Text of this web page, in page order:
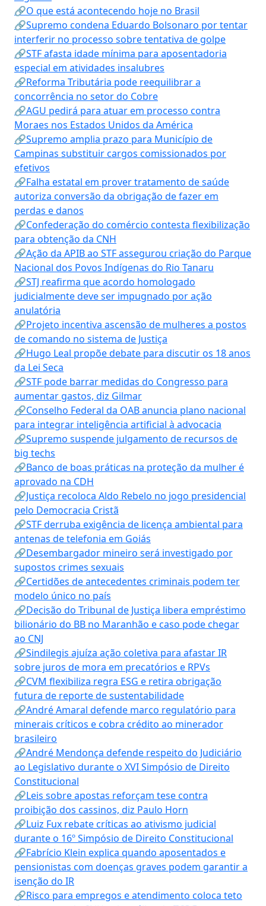
🔗O que está acontecendo hoje no Brasil
🔗Supremo condena Eduardo Bolsonaro por tentar
interferir no processo sobre tentativa de golpe
🔗STF afasta idade mínima para aposentadoria
especial em atividades insalubres
🔗Reforma Tributária pode reequilibrar a
concorrência no setor do Cobre
🔗AGU pedirá para atuar em processo contra
Moraes nos Estados Unidos da América
🔗Supremo amplia prazo para Município de
Campinas substituir cargos comissionados por
efetivos
🔗Falha estatal em prover tratamento de saúde
autoriza conversão da obrigação de fazer em
perdas e danos
🔗Confederação do comércio contesta flexibilização
para obtenção da CNH
🔗Ação da APIB ao STF assegurou criação do Parque
Nacional dos Povos Indígenas do Rio Tanaru
🔗STJ reafirma que acordo homologado
judicialmente deve ser impugnado por ação
anulatória
🔗Projeto incentiva ascensão de mulheres a postos
de comando no sistema de Justiça
🔗Hugo Leal propõe debate para discutir os 18 anos
da Lei Seca
🔗STF pode barrar medidas do Congresso para
aumentar gastos, diz Gilmar
🔗Conselho Federal da OAB anuncia plano nacional
para integrar inteligência artificial à advocacia
🔗Supremo suspende julgamento de recursos de
big techs
🔗Banco de boas práticas na proteção da mulher é
aprovado na CDH
🔗Justiça recoloca Aldo Rebelo no jogo presidencial
pelo Democracia Cristã
🔗STF derruba exigência de licença ambiental para
antenas de telefonia em Goiás
🔗Desembargador mineiro será investigado por
supostos crimes sexuais
🔗Certidões de antecedentes criminais podem ter
modelo único no país
🔗Decisão do Tribunal de Justiça libera empréstimo
bilionário do BB no Maranhão e caso pode chegar
ao CNJ
🔗Sindilegis ajuíza ação coletiva para afastar IR
sobre juros de mora em precatórios e RPVs
🔗CVM flexibiliza regra ESG e retira obrigação
futura de reporte de sustentabilidade
🔗André Amaral defende marco regulatório para
minerais críticos e cobra crédito ao minerador
brasileiro
🔗André Mendonça defende respeito do Judiciário
ao Legislativo durante o XVI Simpósio de Direito
Constitucional
🔗Leis sobre apostas reforçam tese contra
proibição dos cassinos, diz Paulo Horn
🔗Luiz Fux rebate críticas ao ativismo judicial
durante o 16º Simpósio de Direito Constitucional
🔗Fabrício Klein explica quando aposentados e
pensionistas com doenças graves podem garantir a
isenção do IR
🔗Risco para empregos e atendimento coloca teto